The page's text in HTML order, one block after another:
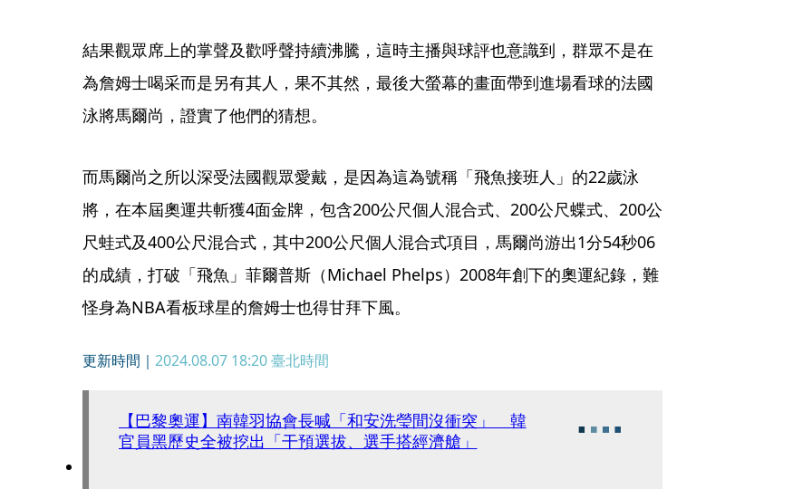
結果觀眾席上的掌聲及歡呼聲持續沸騰，這時主播與球評也意識到，群眾不是在
為詹姆士喝采而是另有其人，果不其然，最後大螢幕的畫面帶到進場看球的法國
泳將馬爾尚，證實了他們的猜想。
而馬爾尚之所以深受法國觀眾愛戴，是因為這為號稱「飛魚接班人」的22歲泳
將，在本屆奧運共斬獲4面金牌，包含200公尺個人混合式、200公尺蝶式、200公
尺蛙式及400公尺混合式，其中200公尺個人混合式項目，馬爾尚游出1分54秒06
的成績，打破「飛魚」菲爾普斯（Michael Phelps）2008年創下的奧運紀錄，難
怪身為NBA看板球星的詹姆士也得甘拜下風。
更新時間｜ 2024.08.07 18:20臺北時間
【巴黎奧運】南韓羽協會長喊「和安洗瑩間沒衝突」 韓
官員黑歷史全被挖出「干預選拔、選手搭經濟艙」